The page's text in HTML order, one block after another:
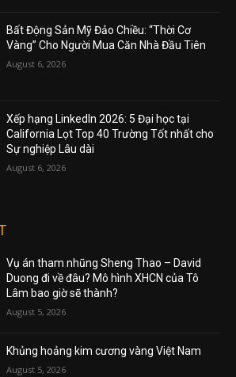
Bất Động Sản Mỹ Đảo Chiều: “Thời Cơ
Vàng” Cho Người Mua Căn Nhà Đầu Tiên
August 6, 2026
Xếp hạng LinkedIn 2026: 5 Đại học tại
California Lọt Top 40 Trường Tốt nhất cho
Sự nghiệp Lâu dài
August 6, 2026
Vụ án tham nhũng Sheng Thao – David
Duong đi về đâu? Mô hình XHCN của Tô
Lâm bao giờ sẽ thành?
August 5, 2026
Khủng hoảng kim cương vàng Việt Nam
August 5, 2026